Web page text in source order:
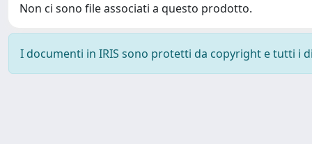
Non ci sono file associati a questo prodotto.
I documenti in IRIS sono protetti da copyright e tutti i